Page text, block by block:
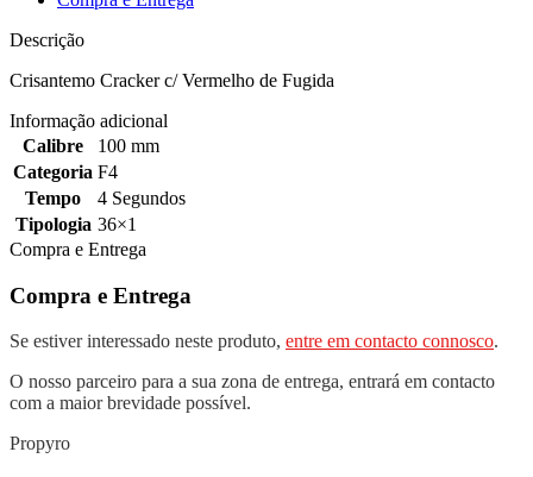
Descrição
Crisantemo Cracker c/ Vermelho de Fugida
Informação adicional
Calibre
100 mm
Categoria F4
Tempo
4 Segundos
Tipologia 36×1
Compra e Entrega
Compra e Entrega
Se estiver interessado neste produto, entre em contacto connosco.
O nosso parceiro para a sua zona de entrega, entrará em contacto
com a maior brevidade possível.
Propyro